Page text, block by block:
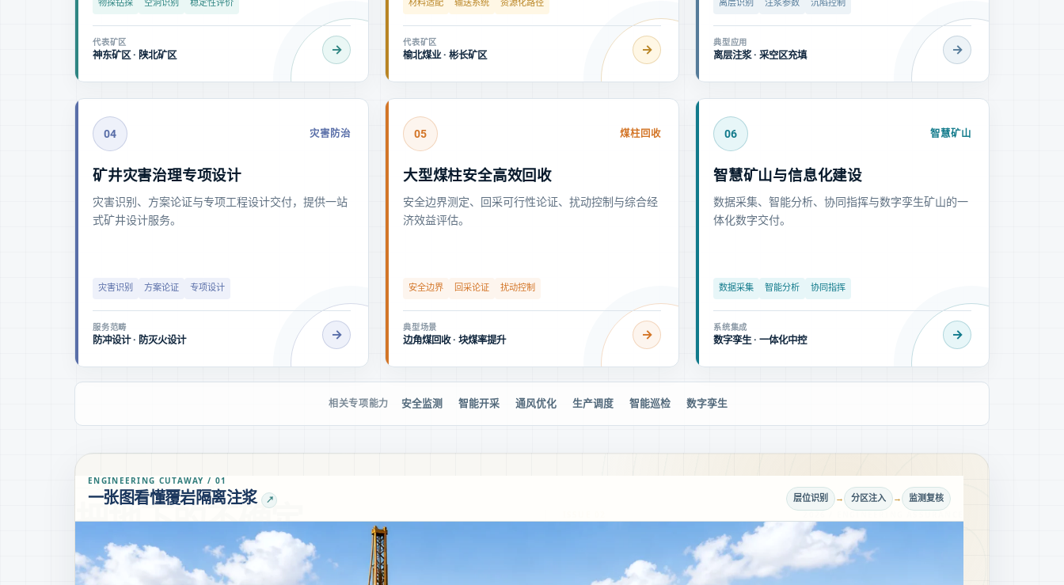
物探钻探 空洞识别 稳定性评价
代表矿区
神东矿区 · 陕北矿区 →
材料适配 输送系统 资源化路径
代表矿区
榆北煤业 · 彬长矿区 →
离层识别 注浆参数 沉陷控制
典型应用
离层注浆 · 采空区充填 →
04 灾害防治
矿井灾害治理专项设计
灾害识别、方案论证与专项工程设计交付，提供一站
式矿井设计服务。
灾害识别 方案论证 专项设计
服务范畴
防冲设计 · 防灭火设计 →
05 煤柱回收
大型煤柱安全高效回收
安全边界测定、回采可行性论证、扰动控制与综合经
济效益评估。
安全边界 回采论证 扰动控制
典型场景
边角煤回收 · 块煤率提升 →
06 智慧矿山
智慧矿山与信息化建设
数据采集、智能分析、协同指挥与数字孪生矿山的一
体化数字交付。
数据采集 智能分析 协同指挥
系统集成
数字孪生 · 一体化中控 →
相关专项能力 安全监测 智能开采 通风优化 生产调度 智能巡检 数字孪生
SPECIAL TOPIC · 采空区治理
把地下的不确定，
变成可验证的工程链
让治理可视、可测、可追溯。沿探测、评估、设计实施与监
测验收逐级收敛风险，把参数、变更和责任接入同一条工程
证据链。
ENGINEERING CUTAWAY / 01
一张图看懂覆岩隔离注浆 ↗ 层位识别 → 分区注入 → 监测复核